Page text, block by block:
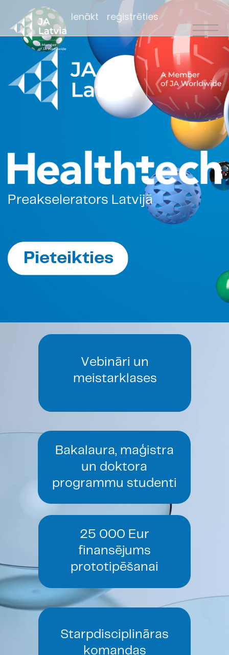
Ienākt reģistrēties
Preakselerators Latvijā
Pieteikties
Vebināri un
meistarklases
Bakalaura, maģistra
un doktora
programmu studenti
25 000 Eur
finansējums
prototipēšanai
Starpdisciplināras
komandas